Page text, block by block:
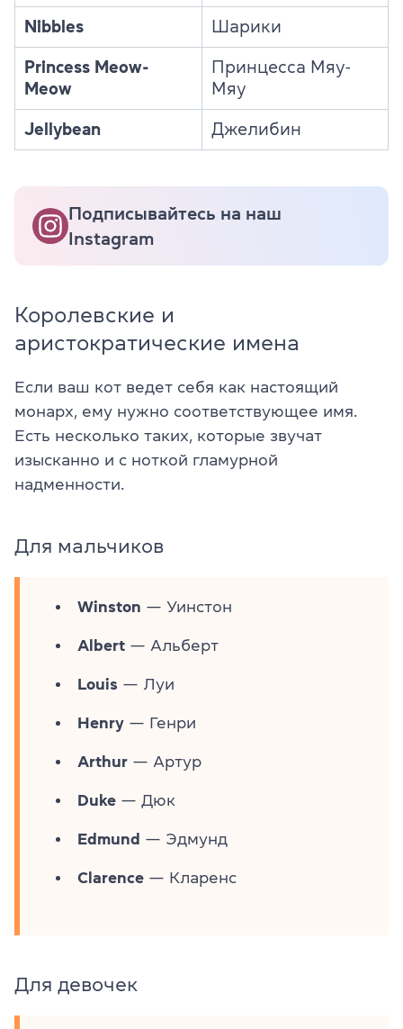
Nibbles Шарики
Princess Meow-
Meow
Принцесса Мяу-
Мяу
Jellybean Джелибин
Подписывайтесь на наш
Instagram
Королевские и
аристократические имена
Если ваш кот ведет себя как настоящий
монарх, ему нужно соответствующее имя.
Есть несколько таких, которые звучат
изысканно и с ноткой гламурной
надменности.
Для мальчиков
Winston — Уинстон
Albert — Альберт
Louis — Луи
Henry — Генри
Arthur — Артур
Duke — Дюк
Edmund — Эдмунд
Clarence — Кларенс
Для девочек